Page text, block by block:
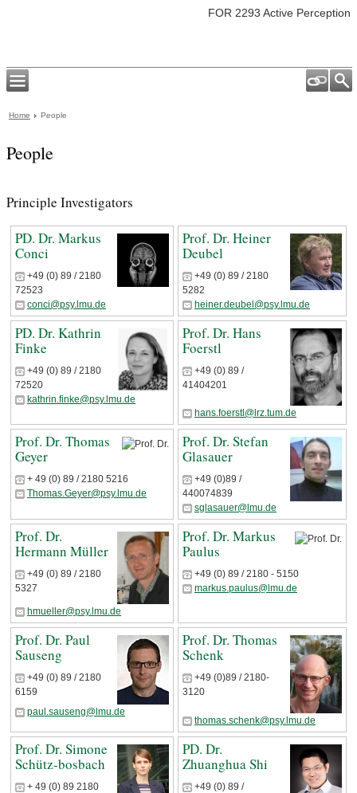
FOR 2293 Active Perception
Home People
People
Principle Investigators
PD. Dr. Markus
Conci
+49 (0) 89 / 2180
72523
conci@psy.lmu.de
Prof. Dr. Heiner
Deubel
+49 (0) 89 / 2180
5282
heiner.deubel@psy.lmu.de
PD. Dr. Kathrin
Finke
+49 (0) 89 / 2180
72520
kathrin.finke@psy.lmu.de
Prof. Dr. Hans
Foerstl
+49 (0) 89 /
41404201
hans.foerstl@lrz.tum.de
Prof. Dr. Thomas
Geyer
+ 49 (0) 89 / 2180 5216
Thomas.Geyer@psy.lmu.de
Prof. Dr. Stefan
Glasauer
+49 (0)89 /
440074839
sglasauer@lmu.de
Prof. Dr.
Hermann Müller
+49 (0) 89 / 2180
5327
hmueller@psy.lmu.de
Prof. Dr. Markus
Paulus
+49 (0) 89 / 2180 - 5150
markus.paulus@lmu.de
Prof. Dr. Paul
Sauseng
+49 (0) 89 / 2180
6159
paul.sauseng@lmu.de
Prof. Dr. Thomas
Schenk
+49 (0)89 / 2180-
3120
thomas.schenk@psy.lmu.de
Prof. Dr. Simone
Schütz-bosbach
+ 49 (0) 89 2180
PD. Dr.
Zhuanghua Shi
+49 (0) 89 /